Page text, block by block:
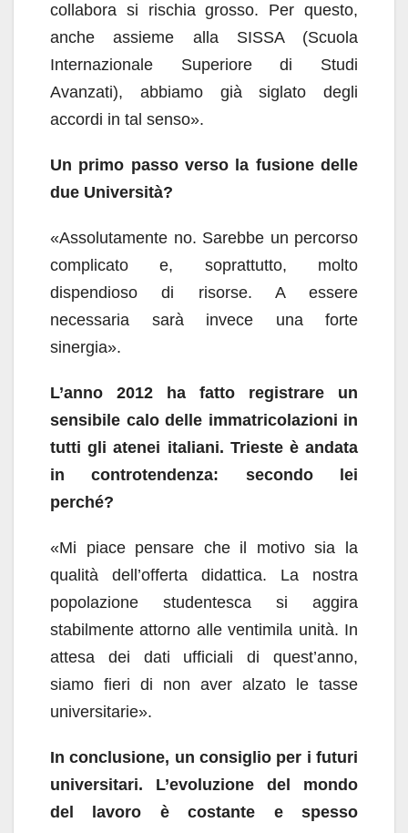
collabora si rischia grosso. Per questo,
anche assieme alla SISSA (Scuola
Internazionale Superiore di Studi
Avanzati), abbiamo già siglato degli
accordi in tal senso».
Un primo passo verso la fusione delle
due Università?
«Assolutamente no. Sarebbe un percorso
complicato e, soprattutto, molto
dispendioso di risorse. A essere
necessaria sarà invece una forte
sinergia».
L’anno 2012 ha fatto registrare un
sensibile calo delle immatricolazioni in
tutti gli atenei italiani. Trieste è andata
in controtendenza: secondo lei
perché?
«Mi piace pensare che il motivo sia la
qualità dell’offerta didattica. La nostra
popolazione studentesca si aggira
stabilmente attorno alle ventimila unità. In
attesa dei dati ufficiali di quest’anno,
siamo fieri di non aver alzato le tasse
universitarie».
In conclusione, un consiglio per i futuri
universitari. L’evoluzione del mondo
del lavoro è costante e spesso